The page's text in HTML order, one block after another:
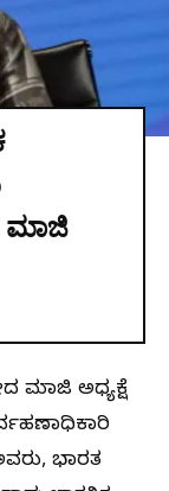
ಮಾಜಿ
ಮಾಜಿ ಅಧ್ಯಕ್ಷೆ
ಭಾರತ